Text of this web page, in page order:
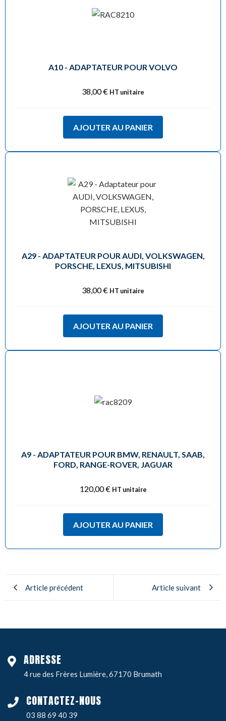
A10 - ADAPTATEUR POUR VOLVO
38,00€ HT unitaire
AJOUTER AU PANIER
A29 - ADAPTATEUR POUR AUDI, VOLKSWAGEN,
PORSCHE, LEXUS, MITSUBISHI
38,00€ HT unitaire
AJOUTER AU PANIER
A9 - ADAPTATEUR POUR BMW, RENAULT, SAAB,
FORD, RANGE-ROVER, JAGUAR
120,00€ HT unitaire
AJOUTER AU PANIER
Article précédent Article suivant
ADRESSE
4 rue des Frères Lumière, 67170 Brumath
CONTACTEZ-NOUS
03 88 69 40 39